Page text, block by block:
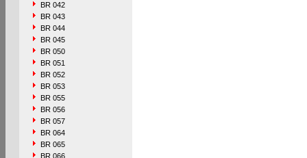
BR 042
BR 043
BR 044
BR 045
BR 050
BR 051
BR 052
BR 053
BR 055
BR 056
BR 057
BR 064
BR 065
BR 066